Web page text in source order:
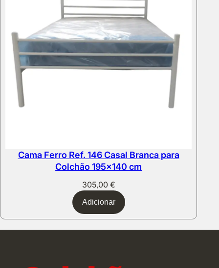
Cama Ferro Ref. 146 Casal Branca para
Colchão 195×140 cm
305,00 €
Adicionar